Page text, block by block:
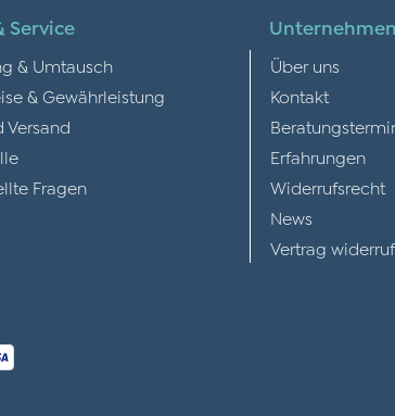
Service
& Umtausch
& Gewährleistung
Versand
Fragen
Unternehmen
Über uns
Kontakt
Erfahrungen
Widerrufsrecht
News
Vertrag